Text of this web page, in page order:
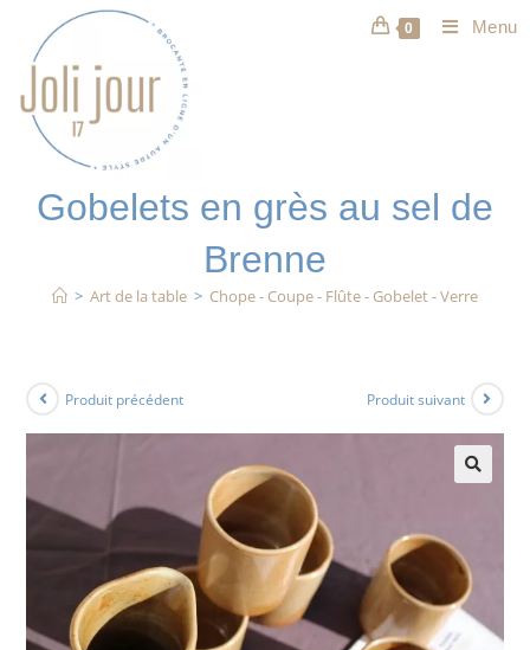
0 Menu
Gobelets en grès au sel de
Brenne
> Art de la table > Chope - Coupe - Flûte - Gobelet - Verre
Produit précédent Produit suivant